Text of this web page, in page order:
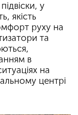
у
якість
руху на
та
в
на
центрі